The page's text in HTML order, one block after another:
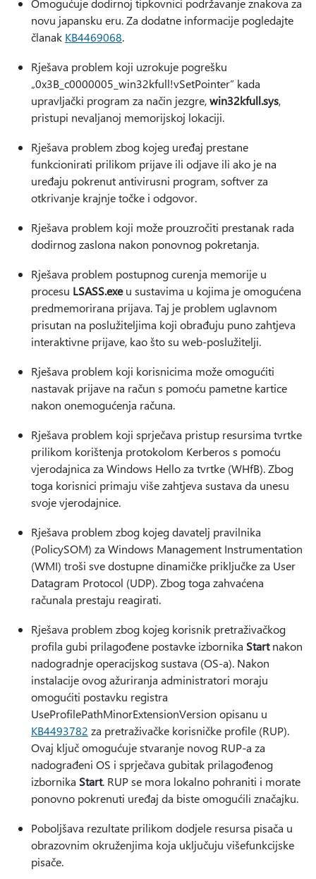
Omogućuje dodirnoj tipkovnici podržavanje znakova za
novu japansku eru. Za dodatne informacije pogledajte
članak KB4469068.
Rješava problem koji uzrokuje pogrešku
„0x3B_c0000005_win32kfull!vSetPointer” kada
upravljački program za način jezgre,win32kfull.sys,
pristupi nevaljanoj memorijskoj lokaciji.
Rješava problem zbog kojeg uređaj prestane
funkcionirati prilikom prijave ili odjave ili ako je na
uređaju pokrenut antivirusni program, softver za
otkrivanje krajnje točke i odgovor.
Rješava problem koji može prouzročiti prestanak rada
dodirnog zaslona nakon ponovnog pokretanja.
Rješava problem postupnog curenja memorije u
procesu LSASS.exeu sustavima u kojima je omogućena
predmemorirana prijava. Taj je problem uglavnom
prisutan na poslužiteljima koji obrađuju puno zahtjeva
interaktivne prijave, kao što su web-poslužitelji.
Rješava problem koji korisnicima može omogućiti
nastavak prijave na račun s pomoću pametne kartice
nakon onemogućenja računa.
Rješava problem koji sprječava pristup resursima tvrtke
prilikom korištenja protokolom Kerberos s pomoću
vjerodajnica za Windows Hello za tvrtke (WHfB). Zbog
toga korisnici primaju više zahtjeva sustava da unesu
svoje vjerodajnice.
Rješava problem zbog kojeg davatelj pravilnika
(PolicySOM) za Windows Management Instrumentation
(WMI) troši sve dostupne dinamičke priključke za User
Datagram Protocol (UDP). Zbog toga zahvaćena
računala prestaju reagirati.
Rješava problem zbog kojeg korisnik pretraživačkog
profila gubi prilagođene postavke izbornika Startnakon
nadogradnje operacijskog sustava (OS-a). Nakon
instalacije ovog ažuriranja administratori moraju
omogućiti postavku registra
UseProfilePathMinorExtensionVersion opisanu u
KB4493782 za pretraživačke korisničke profile (RUP).
Ovaj ključ omogućuje stvaranje novog RUP-a za
nadograđeni OS i sprječava gubitak prilagođenog
izbornika Start. RUP se mora lokalno pohraniti i morate
ponovno pokrenuti uređaj da biste omogućili značajku.
Poboljšava rezultate prilikom dodjele resursa pisača u
obrazovnim okruženjima koja uključuju višefunkcijske
pisače.